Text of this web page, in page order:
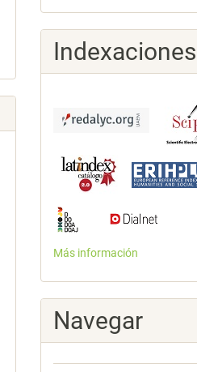
Indexaciones
Más información
Navegar